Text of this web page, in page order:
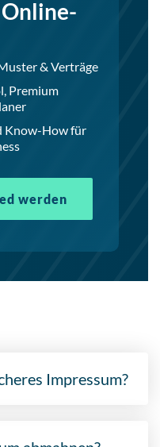
& Verträge
Premium
Know-How für
werden
Impressum?